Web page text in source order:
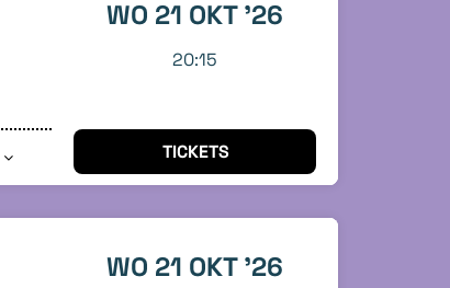
WO 21 OKT '26
20:15
TICKETS
WO 21 OKT '26